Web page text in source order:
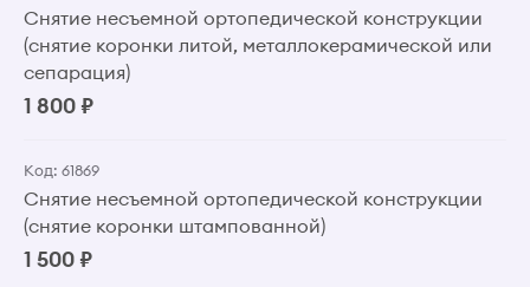
Снятие несъемной ортопедической конструкции
(снятие коронки литой, металлокерамической или
сепарация)
1 800 ₽
Код: 61869
Снятие несъемной ортопедической конструкции
(снятие коронки штампованной)
1 500 ₽